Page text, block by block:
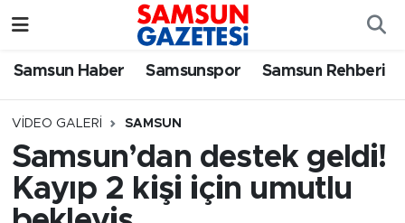
Samsun Haber Samsunspor Samsun Rehberi
VIDEO GALERI SAMSUN
Samsun’dan destek geldi!
Kayıp 2 kişi için umutlu
Samsun Haber
Samsunspor
Samsun Rehberi
Resmi İlanlar
Samsun Nöbetçi Eczaneler
Samsun Hava Durumu
SAMSUN Namaz Vakitleri
Samsun Trafik Yoğunluk Haritası